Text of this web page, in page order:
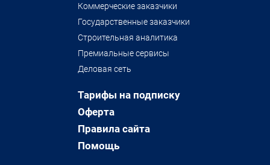
Коммерческие заказчики
Государственные заказчики
Строительная аналитика
Премиальные сервисы
Деловая сеть
Тарифы на подписку
Оферта
Правила сайта
Помощь